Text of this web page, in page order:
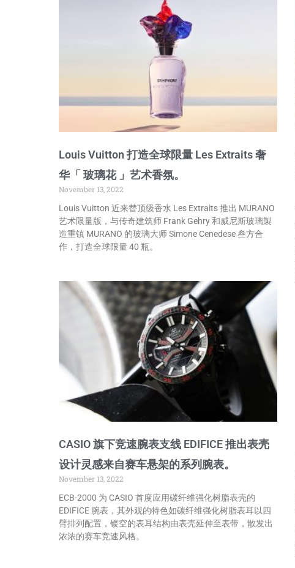
Louis Vuitton 打造全球限量 Les Extraits 奢
华「 玻璃花 」艺术香氛。
November 13, 2022
Louis Vuitton 近来替顶级香水 Les Extraits 推出 MURANO
艺术限量版，与传奇建筑师 Frank Gehry 和威尼斯玻璃製
造重镇 MURANO 的玻璃大师 Simone Cenedese 叁方合
作，打造全球限量 40 瓶。
CASIO 旗下竞速腕表支线 EDIFICE 推出表壳
设计灵感来自赛车悬架的系列腕表。
November 13, 2022
ECB-2000 为 CASIO 首度应用碳纤维强化树脂表壳的
EDIFICE 腕表，其外观的特色如碳纤维强化树脂表耳以四
臂排列配置，镂空的表耳结构由表壳延伸至表带，散发出
浓浓的赛车竞速风格。